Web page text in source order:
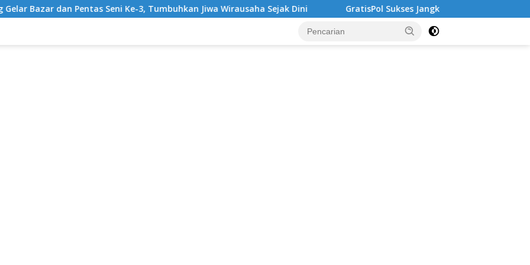
Seni Ke-3, Tumbuhkan Jiwa Wirausaha Sejak Dini GratisPol Sukses Jangkau Puluhan Ribu Mahasiswa, Kampus